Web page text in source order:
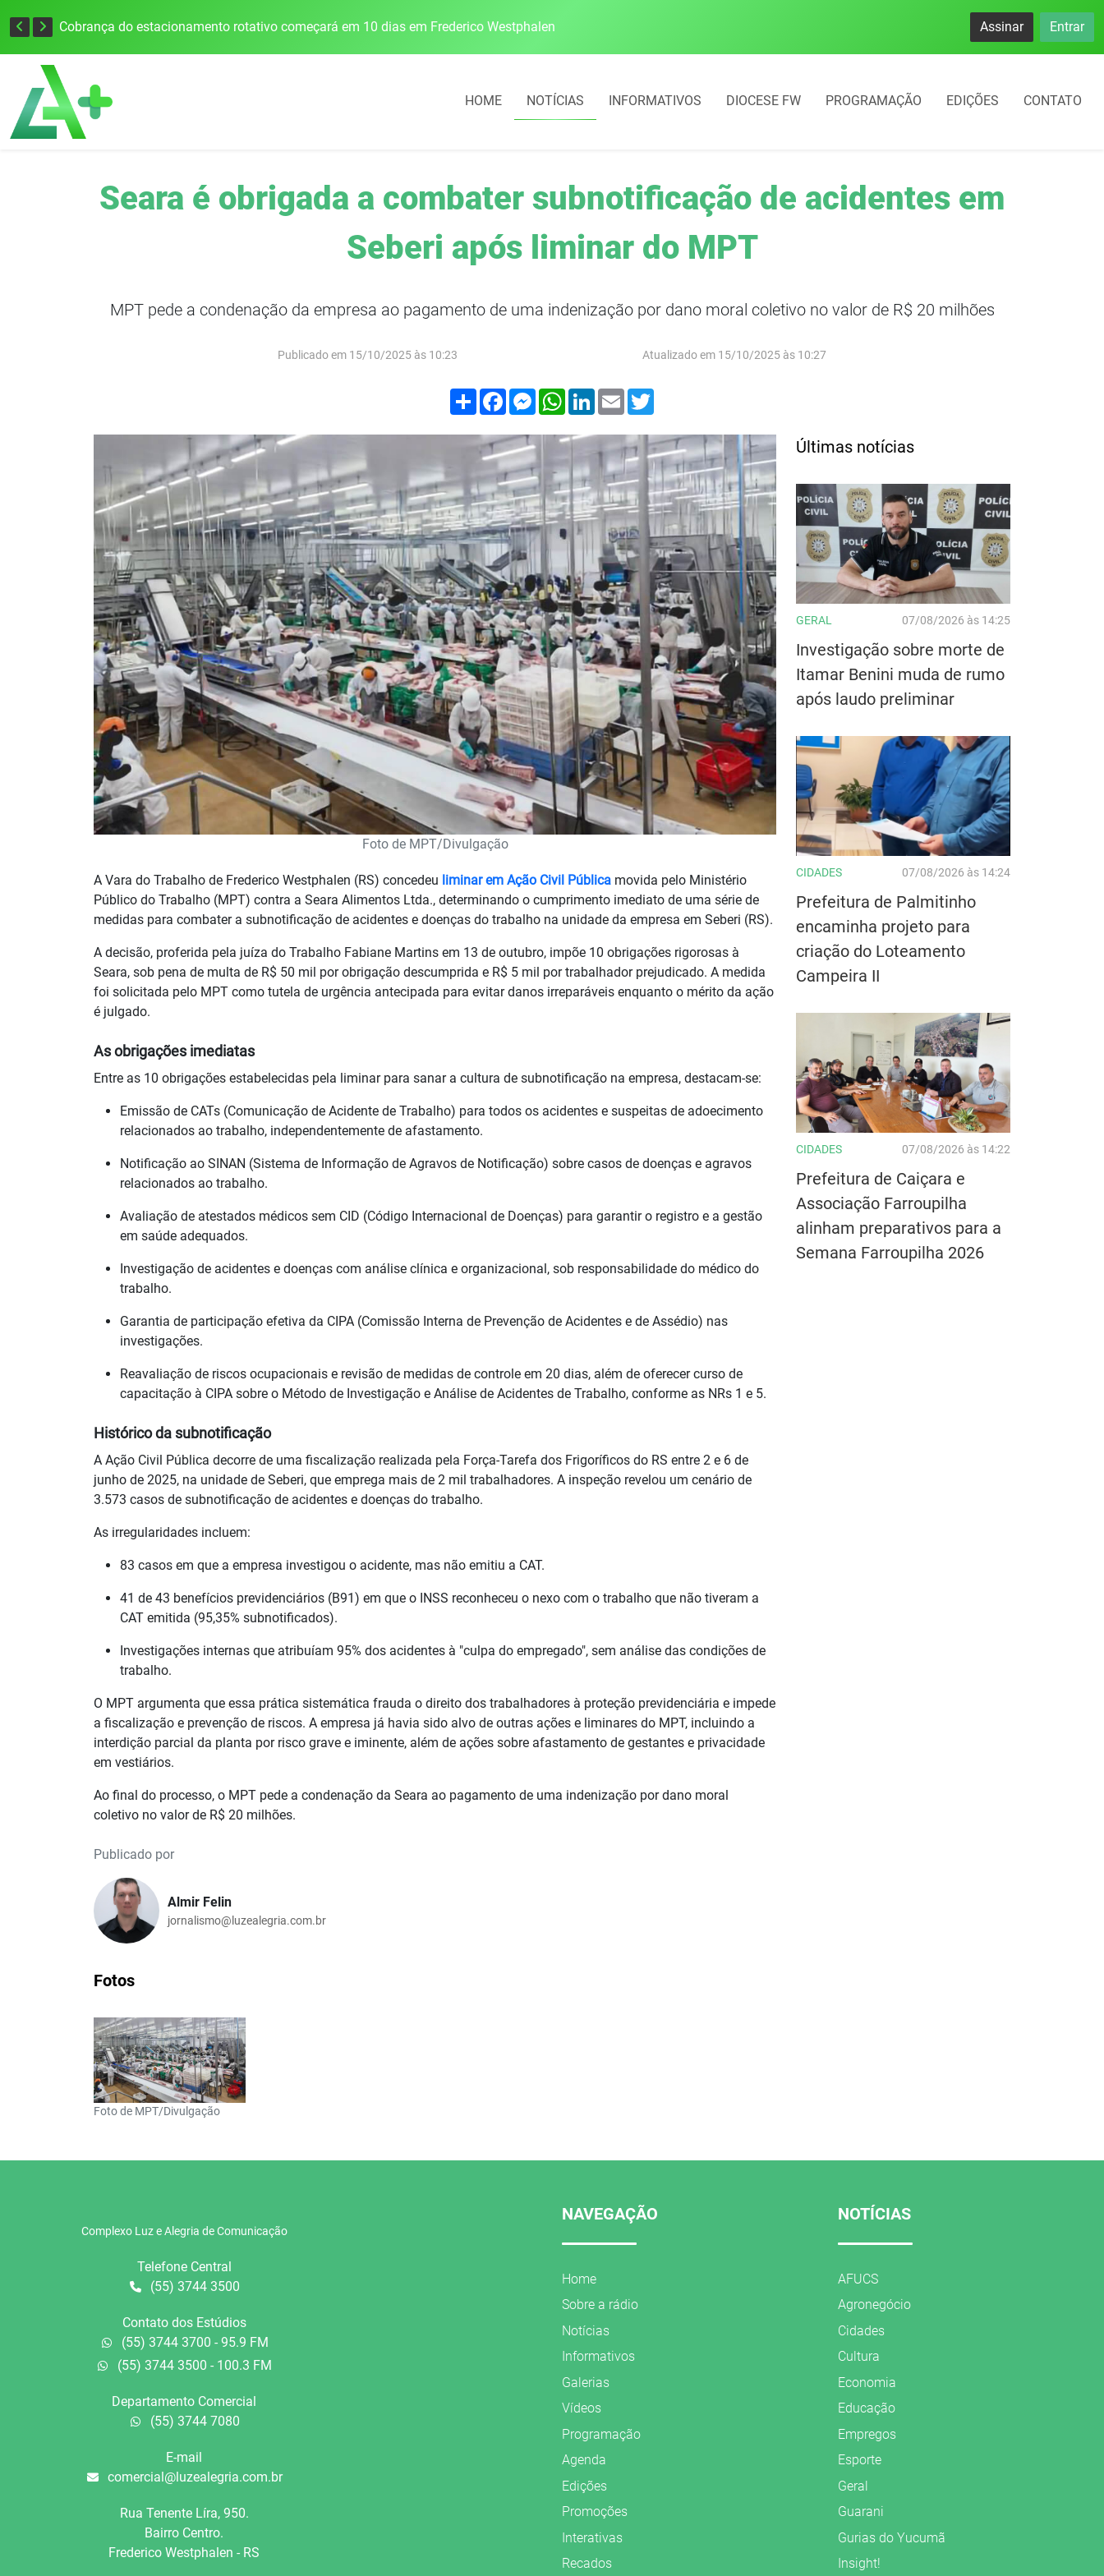
Cobrança do estacionamento rotativo começará em 10 dias em Frederico Westphalen Escolas da 21ª CRE se destacam no IDEB com altos índices e avanços
Assinar Entrar
HOME NOTÍCIAS INFORMATIVOS DIOCESE FW PROGRAMAÇÃO EDIÇÕES CONTATO
Seara é obrigada a combater subnotificação de acidentes em
Seberi após liminar do MPT
MPT pede a condenação da empresa ao pagamento de uma indenização por dano moral coletivo no valor de R$ 20 milhões
Publicado em 15/10/2025 às 10:23 Atualizado em 15/10/2025 às 10:27
Compartilhar
FacebookMessenger
WhatsApp
LinkedIn
Email
Foto de MPT/Divulgação
A Vara do Trabalho de Frederico Westphalen (RS) concedeu liminar em Ação Civil Pública movida pelo Ministério
Público do Trabalho (MPT) contra a Seara Alimentos Ltda., determinando o cumprimento imediato de uma série de
medidas para combater a subnotificação de acidentes e doenças do trabalho na unidade da empresa em Seberi (RS).
A decisão, proferida pela juíza do Trabalho Fabiane Martins em 13 de outubro, impõe 10 obrigações rigorosas à
Seara, sob pena de multa de R$ 50 mil por obrigação descumprida e R$ 5 mil por trabalhador prejudicado. A medida
foi solicitada pelo MPT como tutela de urgência antecipada para evitar danos irreparáveis enquanto o mérito da ação
é julgado.
As obrigações imediatas
Entre as 10 obrigações estabelecidas pela liminar para sanar a cultura de subnotificação na empresa, destacam-se:
Emissão de CATs (Comunicação de Acidente de Trabalho) para todos os acidentes e suspeitas de adoecimento
relacionados ao trabalho, independentemente de afastamento.
Notificação ao SINAN (Sistema de Informação de Agravos de Notificação) sobre casos de doenças e agravos
relacionados ao trabalho.
Avaliação de atestados médicos sem CID (Código Internacional de Doenças) para garantir o registro e a gestão
em saúde adequados.
Investigação de acidentes e doenças com análise clínica e organizacional, sob responsabilidade do médico do
trabalho.
Garantia de participação efetiva da CIPA (Comissão Interna de Prevenção de Acidentes e de Assédio) nas
investigações.
Reavaliação de riscos ocupacionais e revisão de medidas de controle em 20 dias, além de oferecer curso de
capacitação à CIPA sobre o Método de Investigação e Análise de Acidentes de Trabalho, conforme as NRs 1 e 5.
Histórico da subnotificação
A Ação Civil Pública decorre de uma fiscalização realizada pela Força-Tarefa dos Frigoríficos do RS entre 2 e 6 de
junho de 2025, na unidade de Seberi, que emprega mais de 2 mil trabalhadores. A inspeção revelou um cenário de
3.573 casos de subnotificação de acidentes e doenças do trabalho.
As irregularidades incluem:
83 casos em que a empresa investigou o acidente, mas não emitiu a CAT.
41 de 43 benefícios previdenciários (B91) em que o INSS reconheceu o nexo com o trabalho que não tiveram a
CAT emitida (95,35% subnotificados).
Investigações internas que atribuíam 95% dos acidentes à "culpa do empregado", sem análise das condições de
trabalho.
O MPT argumenta que essa prática sistemática frauda o direito dos trabalhadores à proteção previdenciária e impede
a fiscalização e prevenção de riscos. A empresa já havia sido alvo de outras ações e liminares do MPT, incluindo a
interdição parcial da planta por risco grave e iminente, além de ações sobre afastamento de gestantes e privacidade
em vestiários.
Ao final do processo, o MPT pede a condenação da Seara ao pagamento de uma indenização por dano moral
coletivo no valor de R$ 20 milhões.
Publicado por
Almir Felin
jornalismo@luzealegria.com.br
Fotos
Foto de MPT/Divulgação
Últimas notícias
GERAL 07/08/2026 às 14:25
Investigação sobre morte de
Itamar Benini muda de rumo
após laudo preliminar
CIDADES 07/08/2026 às 14:24
Prefeitura de Palmitinho
encaminha projeto para
criação do Loteamento
Campeira II
CIDADES 07/08/2026 às 14:22
Prefeitura de Caiçara e
Associação Farroupilha
alinham preparativos para a
Semana Farroupilha 2026
Complexo Luz e Alegria de Comunicação
Telefone Central
(55) 3744 3500
Contato dos Estúdios
(55) 3744 3700 - 95.9 FM
(55) 3744 3500 - 100.3 FM
Departamento Comercial
(55) 3744 7080
E-mail
comercial@luzealegria.com.br
Rua Tenente Líra, 950.
Bairro Centro.
Frederico Westphalen - RS
NAVEGAÇÃO
Home
Sobre a rádio
Notícias
Informativos
Galerias
Vídeos
Programação
Agenda
Edições
Promoções
Interativas
Recados
NOTÍCIAS
AFUCS
Agronegócio
Cidades
Cultura
Economia
Educação
Empregos
Esporte
Geral
Guarani
Gurias do Yucumã
Insight!